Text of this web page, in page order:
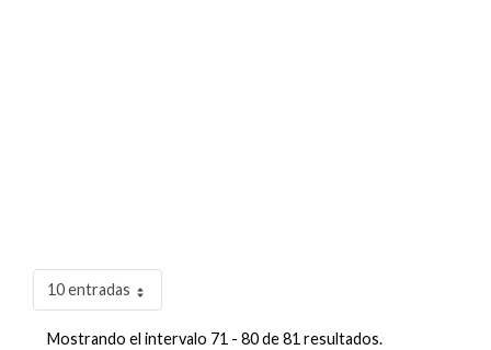
10 entradas
Mostrando el intervalo 71 - 80 de 81 resultados.